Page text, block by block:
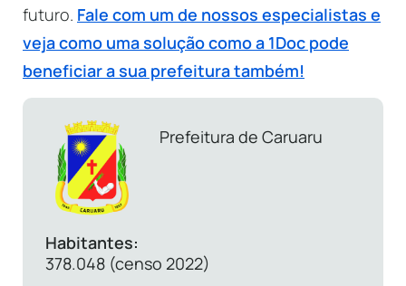
futuro. Fale com um de nossos especialistas e
veja como uma solução como a 1Doc pode
beneficiar a sua prefeitura também!
Prefeitura de Caruaru
Habitantes:
378.048 (censo 2022)